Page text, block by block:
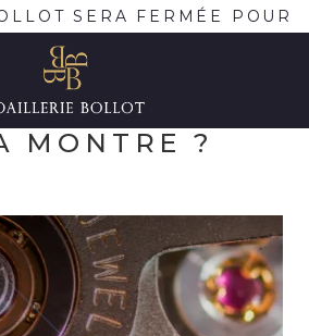
SERA FERMÉE POUR
DES RUBIS
MONTRE ?